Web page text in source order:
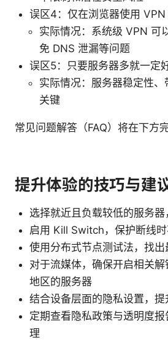
误区4：仅在浏览器使用
实际情况：系统级 VPN 可
免 DNS 泄漏等问题
误区5：只要服务器多就一定
实际情况：服务器稳定性
关键
常见问题解答（FAQ）将在下方
提升体验的技巧与建
选择就近且负载较低的服务
启用 Kill Switch，保护断线
使用分布式节点测试法，找
对于流媒体，确保开启相关
地区的服务器
结合设备层面的隐私设置，
定期查看隐私政策与透明度
理